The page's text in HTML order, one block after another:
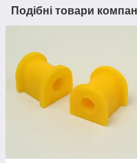
Подібні товари